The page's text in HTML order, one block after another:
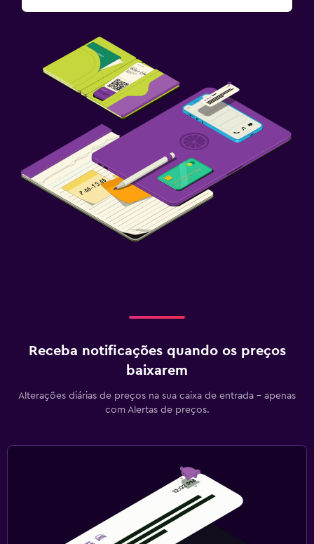
Receba notificações quando os preços
baixarem
Alterações diárias de preços na sua caixa de entrada - apenas
com Alertas de preços.